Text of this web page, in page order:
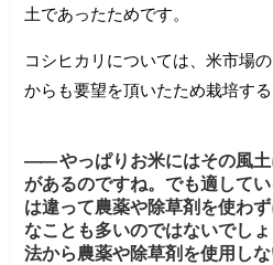
土であったためです。
コシヒカリについては、米市場
からも要望を頂いたため栽培する
―― やっぱりお米にはその風
があるのですね。でも適して
は違って農薬や除草剤を使わ
なことも多いのではないでし
法から農薬や除草剤を使用し